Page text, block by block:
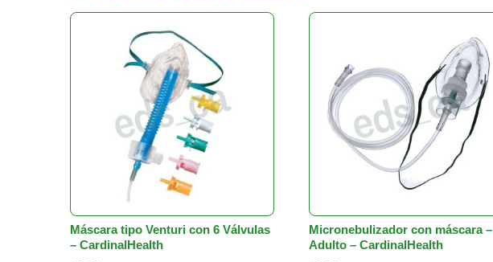
Máscara tipo Venturi con 6 Válvulas
– CardinalHealth
Micronebulizador con máscara –
Adulto – CardinalHealth